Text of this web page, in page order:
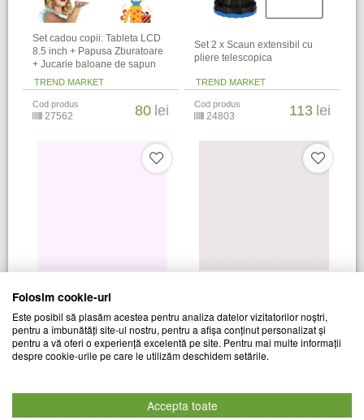
Set cadou copii: Tableta LCD
8.5 inch + Papusa Zburatoare
+ Jucarie baloane de sapun
TREND MARKET
Cod produs
27562 80 lei
Set 2 x Scaun extensibil cu
pliere telescopica
TREND MARKET
Cod produs
24803 113 lei
Set 2 x Joc clasic Tetris
TREND MARKET
Cod produs 79 lei
TREND MARKET
Cod produs
Folosim cookie-uri
Este posibil să plasăm acestea pentru analiza datelor vizitatorilor noștri,
pentru a îmbunătăți site-ul nostru, pentru a afișa conținut personalizat și
pentru a vă oferi o experiență excelentă pe site. Pentru mai multe informații
despre cookie-urile pe care le utilizăm deschidem setările.
Accepta toate